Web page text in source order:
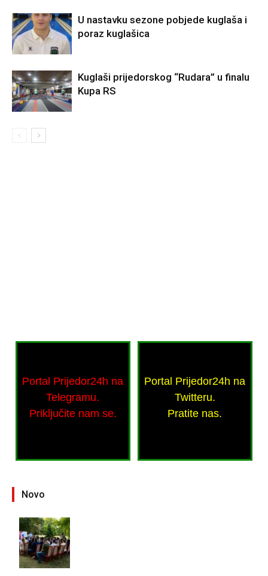
U nastavku sezone pobjede kuglaša i
poraz kuglašica
Kuglaši prijedorskog “Rudara” u finalu
Kupa RS
Portal Prijedor24h na
Telegramu.
Priključite nam se.
Portal Prijedor24h na
Twitteru.
Pratite nas.
Novo